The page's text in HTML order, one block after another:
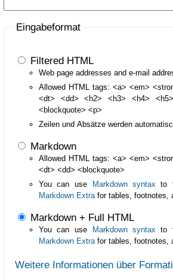
Eingabeformat
Filtered HTML
Web page addresses and e-mail
Allowed HTML tags: <a> <em>
<dt> <dd> <h2> <h3> <h4>
<blockquote> <p>
Zeilen und Absätze werden
Markdown
Allowed HTML tags: <a> <em>
<dt> <dd> <blockquote>
You can use
Markdown syntax to
Markdown Extrafor tables, footnotes,
Markdown + Full HTML
You can use Markdown syntax to
Markdown Extrafor tables, footnotes,
Weitere Informationen über